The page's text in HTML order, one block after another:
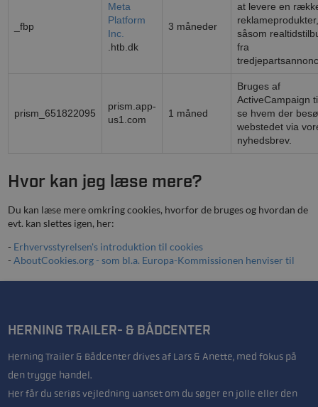
_fbp
Meta
Platform
Inc.
.htb.dk
3 måneder
at levere en
reklameprodukter,
såsom
fra
prism_651822095
prism.app-
us1.com
1 måned
Bruges af
ActiveCampaign
se hvem der
webstedet via
nyhedsbrev.
Hvor kan jeg læse mere?
Du kan læse mere omkring cookies, hvorfor de bruges og hvordan de
evt. kan slettes igen, her:
- Erhvervsstyrelsen's introduktion til cookies
- AboutCookies.org - som bl.a. Europa-Kommissionen henviser til
HERNING TRAILER- & BÅDCENTER
Herning Trailer & Bådcenter drives af Lars & Anette, med fokus på
den trygge handel.
Her får du seriøs vejledning uanset om du søger en jolle eller den